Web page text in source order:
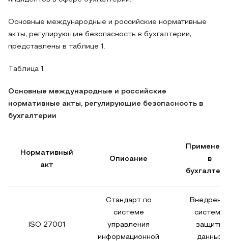
Основные международные и российские нормативные
акты, регулирующие безопасность в бухгалтерии,
представлены в таблице 1.
Таблица 1
Основные международные и российские
нормативные акты, регулирующие безопасность в
бухгалтерии
Нормативный
акт
Описание
в
ISO 27001
Стандарт по
системе
управления
информационной
системы
защиты
данных